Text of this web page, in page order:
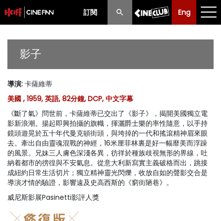
訂閱 Eng
Eng 中文
節目
購票須知
優惠計劃
前期節目
影子
導演: 卡薩維蒂
美國 , 1959, 英語, 82分鐘, DCP, 中文字幕
《斷了氣》問世前，卡薩維蒂已交出了《影子》，揭開美國獨立電
影新浪潮。揚起即興拍攝的旗幟，揮灑爵士樂的率性隨意，以手持
鏡頭遊晃於五十年代曼克頓街頭，與垮掉的一代和搖滾精神眉來眼
去。牽出自由靈魂混戰的神經，16米厘菲林裏是好一幅靡美而浮躁
的風景。兄妹三人膚色深淺各異，彷徉於種族歧視無形的界線，吐
納着都市的徬徨與不安氣息。從意大利新寫實主義破格而出，跳接
成紐約日常生活切片；獨立精神靈光閃爍，收放自如的聲影交合是
導演才情的驗證，影響遠及史高西斯的《窮街陋巷》。
威尼斯影展Pasinetti影評人獎